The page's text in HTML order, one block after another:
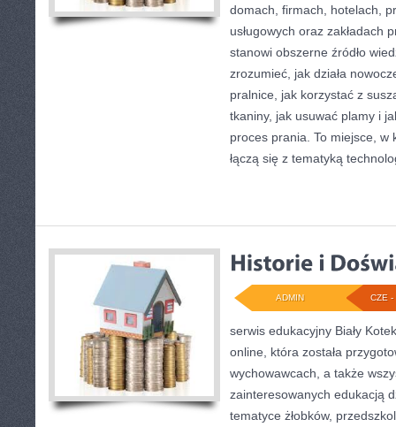
domach, firmach, hotelach,
usługowych oraz zakładach
stanowi obszerne źródło
zrozumieć, jak działa
pralnice, jak korzystać z
tkaniny, jak usuwać plamy i
proces prania. To miejsce, w
łączą się z tematyką
CZE -
ADMIN
serwis edukacyjny Biały
online, która została
wychowawcach, a także
zainteresowanych edukacją
tematyce żłobków,